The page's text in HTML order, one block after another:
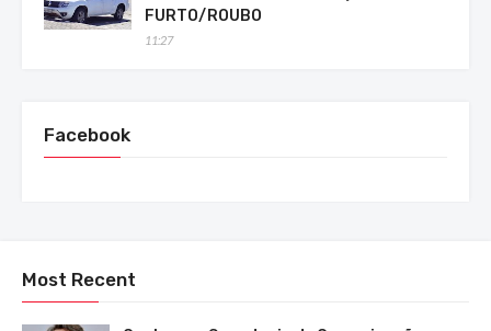
FURTO/ROUBO
11:27
Facebook
Most Recent